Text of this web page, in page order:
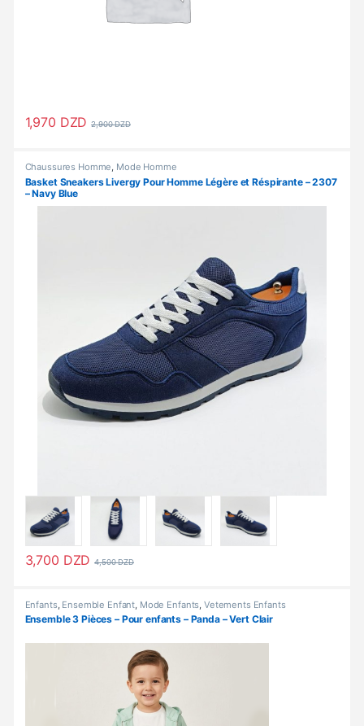
1,970 DZD 2,900DZD
Ce produit a plusieurs variations. Les options peuvent être
Chaussures Homme, Mode Homme
Basket Sneakers Livergy Pour Homme Légère et Réspirante – 2307
– Navy Blue
3,700 DZD 4,500DZD
Ce produit a plusieurs variations. Les options peuvent être
Enfants, Ensemble Enfant Mode Enfants Vetements Enfants
Ensemble 3 Pièces – Pour enfants – Panda – Vert Clair